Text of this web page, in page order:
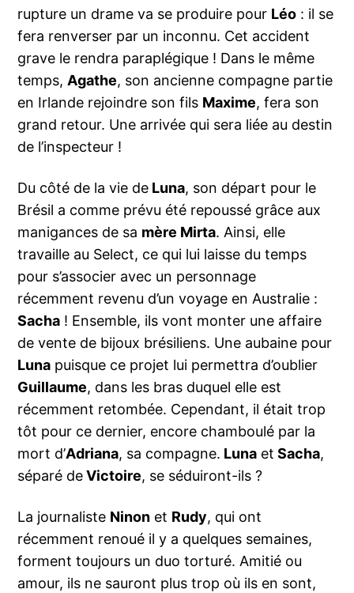
rupture un drame va se produire pour Léo : il se
fera renverser par un inconnu. Cet accident
grave le rendra paraplégique ! Dans le même
temps,Agathe, son ancienne compagne partie
en Irlande rejoindre son fils Maxime, fera son
grand retour. Une arrivée qui sera liée au destin
de l’inspecteur !
Du côté de la vie de Luna, son départ pour le
Brésil a comme prévu été repoussé grâce aux
manigances de sa mère Mirta. Ainsi, elle
travaille au Select, ce qui lui laisse du temps
pour s’associer avec un personnage
récemment revenu d’un voyage en Australie :
Sacha ! Ensemble, ils vont monter une affaire
de vente de bijoux brésiliens. Une aubaine pour
Luna puisque ce projet lui permettra d’oublier
Guillaume, dans les bras duquel elle est
récemment retombée. Cependant, il était trop
tôt pour ce dernier, encore chamboulé par la
mort d’Adriana, sa compagne. Luna et Sacha,
séparé deVictoire, se séduiront-ils ?
La journaliste Ninon et Rudy, qui ont
récemment renoué il y a quelques semaines,
forment toujours un duo torturé. Amitié ou
amour, ils ne sauront plus trop où ils en sont,